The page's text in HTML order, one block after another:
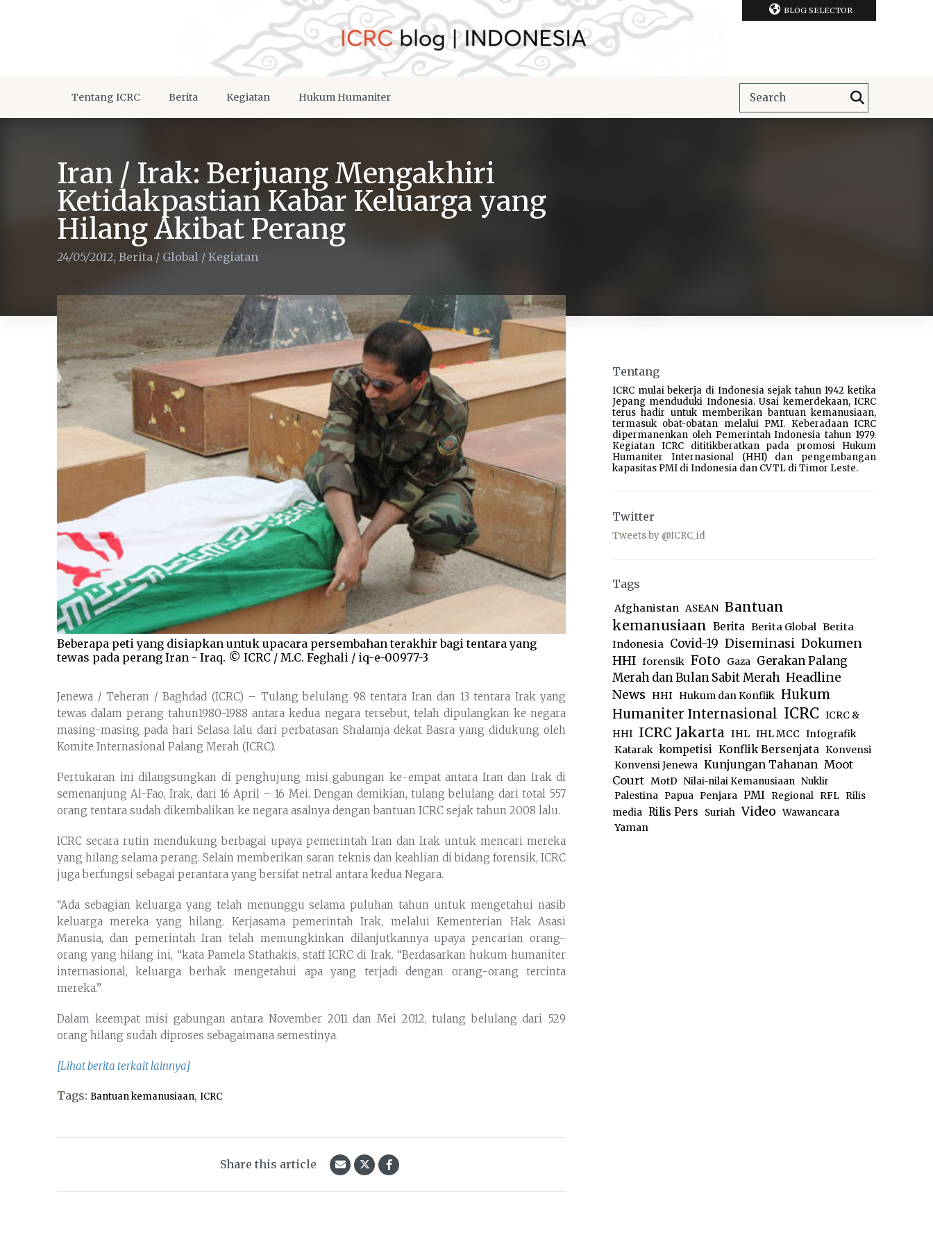
BLOG SELECTOR
Tentang ICRC Berita Kegiatan Hukum Humaniter
Iran / Irak: Berjuang Mengakhiri
Ketidakpastian Kabar Keluarga yang
Hilang Akibat Perang
24/05/2012, Berita / Global / Kegiatan
Beberapa peti yang disiapkan untuk upacara persembahan terakhir bagi tentara yang
tewas pada perang Iran - Iraq. © ICRC / M.C. Feghali / iq-e-00977-3
Jenewa / Teheran / Baghdad (ICRC) – Tulang belulang 98 tentara Iran dan 13 tentara Irak yang
tewas dalam perang tahun1980-1988 antara kedua negara tersebut, telah dipulangkan ke negara
masing-masing pada hari Selasa lalu dari perbatasan Shalamja dekat Basra yang didukung oleh
Komite Internasional Palang Merah (ICRC).
Pertukaran ini dilangsungkan di penghujung misi gabungan ke-empat antara Iran dan Irak di
semenanjung Al-Fao, Irak, dari 16 April – 16 Mei. Dengan demikian, tulang belulang dari total 557
orang tentara sudah dikembalikan ke negara asalnya dengan bantuan ICRC sejak tahun 2008 lalu.
ICRC secara rutin mendukung berbagai upaya pemerintah Iran dan Irak untuk mencari mereka
yang hilang selama perang. Selain memberikan saran teknis dan keahlian di bidang forensik, ICRC
juga berfungsi sebagai perantara yang bersifat netral antara kedua Negara.
“Ada sebagian keluarga yang telah menunggu selama puluhan tahun untuk mengetahui nasib
keluarga mereka yang hilang. Kerjasama pemerintah Irak, melalui Kementerian Hak Asasi
Manusia, dan pemerintah Iran telah memungkinkan dilanjutkannya upaya pencarian orang-
orang yang hilang ini, “kata Pamela Stathakis, staff ICRC di Irak. “Berdasarkan hukum humaniter
internasional, keluarga berhak mengetahui apa yang terjadi dengan orang-orang tercinta
mereka.”
Dalam keempat misi gabungan antara November 2011 dan Mei 2012, tulang belulang dari 529
orang hilang sudah diproses sebagaimana semestinya.
[Lihat berita terkait lainnya]
Tags: Bantuan kemanusiaan, ICRC
Share this article
Tentang
ICRC mulai bekerja di Indonesia sejak tahun 1942 ketika
Jepang menduduki Indonesia. Usai kemerdekaan, ICRC
terus hadir untuk memberikan bantuan kemanusiaan,
termasuk obat-obatan melalui PMI. Keberadaan ICRC
dipermanenkan oleh Pemerintah Indonesia tahun 1979.
Kegiatan ICRC dititikberatkan pada promosi Hukum
Humaniter Internasional (HHI) dan pengembangan
kapasitas PMI di Indonesia dan CVTL di Timor Leste.
Twitter
Tweets by @ICRC_id
Tags
Afghanistan ASEAN Bantuan
kemanusiaan Berita Berita Global Berita
Indonesia Covid-19 Diseminasi Dokumen
HHI forensik Foto Gaza Gerakan Palang
Merah dan Bulan Sabit Merah Headline
News
HHI Hukum dan Konflik Hukum
Humaniter Internasional ICRC ICRC &
HHI ICRC Jakarta IHL IHL MCC Infografik
Katarak kompetisi Konflik Bersenjata Konvensi
Konvensi Jenewa Kunjungan Tahanan Moot
Court MotD Nilai-nilai Kemanusiaan Nuklir
Palestina
Papua Penjara PMI Regional RFL
Rilis
media Rilis Pers Suriah Video Wawancara
Yaman